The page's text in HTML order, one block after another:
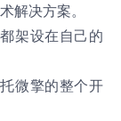
解决方案。
架设在自己的
微擎的整个开